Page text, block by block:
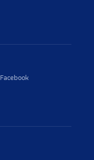
Facebook